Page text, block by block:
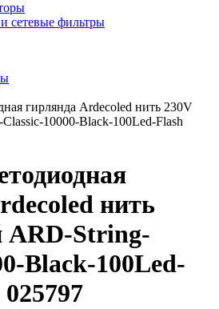
сетевые фильтры
гирлянда Ardecoled нить 230V
10000-Black-100Led-Flash
нить
ARD-String-
Black-100Led-